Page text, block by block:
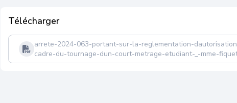
Télécharger
arrete-2024-063-portant-sur-la-reglementation-
cadre-du-tournage-dun-court-metrage-etudiant-_-mme-